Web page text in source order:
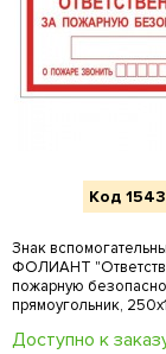
Код
Знак
ФОЛИАНТ
пожарную
прямоугольник,
Доступно к